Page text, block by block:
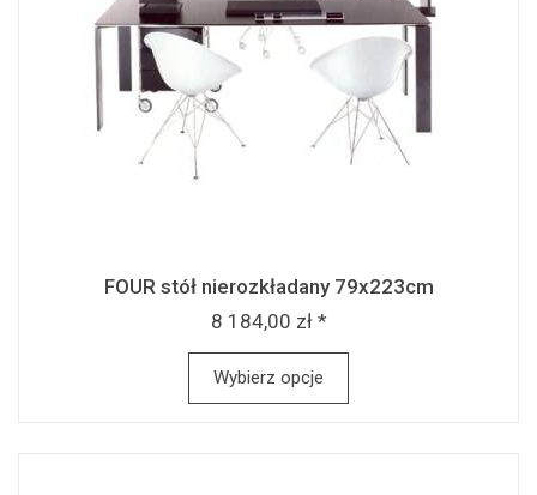
FOUR stół nierozkładany 79x223cm
8 184,00 zł *
Wybierz opcje